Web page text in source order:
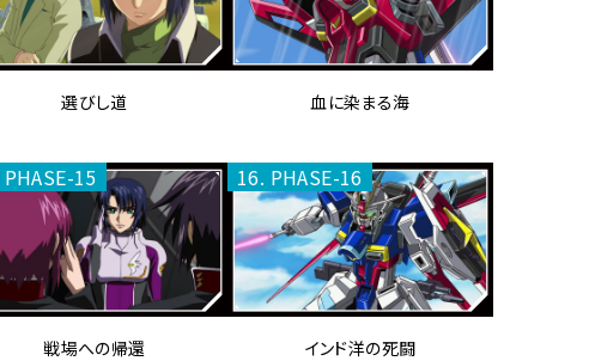
選びし道 血に染まる海
15
戦場への帰還
16. PHASE-16
インド洋の死闘